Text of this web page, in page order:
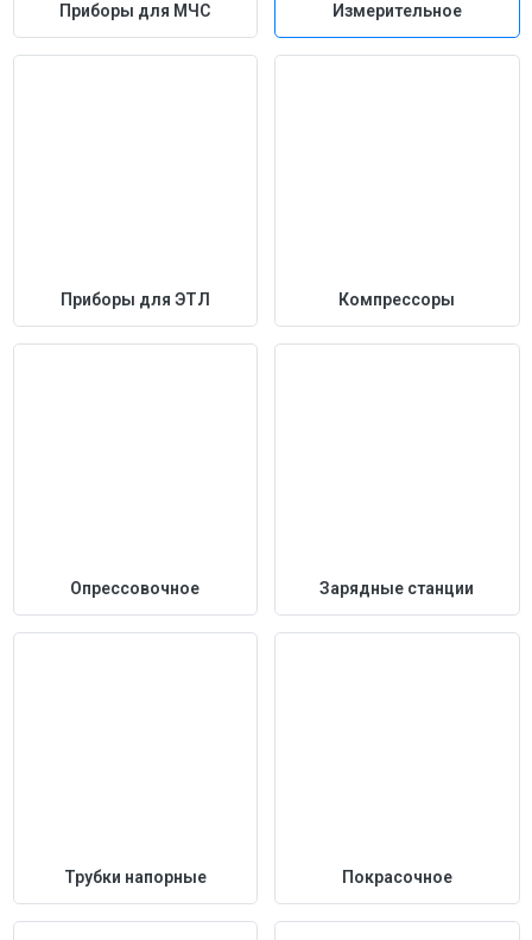
Приборы для МЧС Измерительное
Приборы для ЭТЛ Компрессоры
Опрессовочное Зарядные станции
Трубки напорные Покрасочное